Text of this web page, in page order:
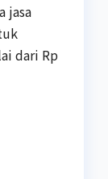
jasa
dari Rp